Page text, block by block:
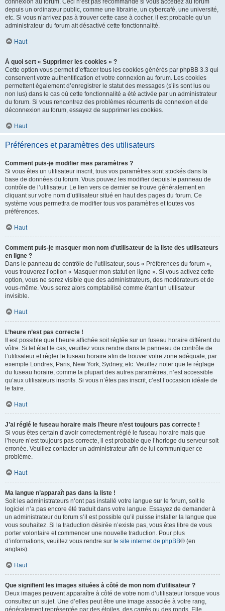
connexion au forum. Ceci n’est pas recommandé si vous accédez au forum
depuis un ordinateur public, comme une librairie, un cybercafé, une université,
etc. Si vous n’arrivez pas à trouver cette case à cocher, il est probable qu’un
administrateur du forum ait désactivé cette fonctionnalité.
Haut
À quoi sert « Supprimer les cookies » ?
Cette option vous permet d’effacer tous les cookies générés par phpBB 3.3 qui
conservent votre authentification et votre connexion au forum. Les cookies
permettent également d’enregistrer le statut des messages (s’ils sont lus ou
non lus) dans le cas où cette fonctionnalité a été activée par un administrateur
du forum. Si vous rencontrez des problèmes récurrents de connexion et de
déconnexion au forum, essayez de supprimer les cookies.
Haut
Préférences et paramètres des utilisateurs
Comment puis-je modifier mes paramètres ?
Si vous êtes un utilisateur inscrit, tous vos paramètres sont stockés dans la
base de données du forum. Vous pouvez les modifier depuis le panneau de
contrôle de l’utilisateur. Le lien vers ce dernier se trouve généralement en
cliquant sur votre nom d’utilisateur situé en haut des pages du forum. Ce
système vous permettra de modifier tous vos paramètres et toutes vos
préférences.
Haut
Comment puis-je masquer mon nom d’utilisateur de la liste des utilisateurs
en ligne ?
Dans le panneau de contrôle de l’utilisateur, sous « Préférences du forum »,
vous trouverez l’option « Masquer mon statut en ligne ». Si vous activez cette
option, vous ne serez visible que des administrateurs, des modérateurs et de
vous-même. Vous serez alors comptabilisé comme étant un utilisateur
invisible.
Haut
L’heure n’est pas correcte !
Il est possible que l’heure affichée soit réglée sur un fuseau horaire différent du
vôtre. Si tel était le cas, veuillez vous rendre dans le panneau de contrôle de
l’utilisateur et régler le fuseau horaire afin de trouver votre zone adéquate, par
exemple Londres, Paris, New York, Sydney, etc. Veuillez noter que le réglage
du fuseau horaire, comme la plupart des autres paramètres, n’est accessible
qu’aux utilisateurs inscrits. Si vous n’êtes pas inscrit, c’est l’occasion idéale de
le faire.
Haut
J’ai réglé le fuseau horaire mais l’heure n’est toujours pas correcte !
Si vous êtes certain d’avoir correctement réglé le fuseau horaire mais que
l’heure n’est toujours pas correcte, il est probable que l’horloge du serveur soit
erronée. Veuillez contacter un administrateur afin de lui communiquer ce
problème.
Haut
Ma langue n’apparaît pas dans la liste !
Soit les administrateurs n’ont pas installé votre langue sur le forum, soit le
logiciel n’a pas encore été traduit dans votre langue. Essayez de demander à
un administrateur du forum s’il est possible qu’il puisse installer la langue que
vous souhaitez. Si la traduction désirée n’existe pas, vous êtes libre de vous
porter volontaire et commencer une nouvelle traduction. Pour plus
d’informations, veuillez vous rendre sur le site internet de phpBB® (en
anglais).
Haut
Que signifient les images situées à côté de mon nom d’utilisateur ?
Deux images peuvent apparaître à côté de votre nom d’utilisateur lorsque vous
consultez un sujet. Une d’elles peut être une image associée à votre rang,
généralement représentée par des étoiles, des carrés ou des ronds. Elle